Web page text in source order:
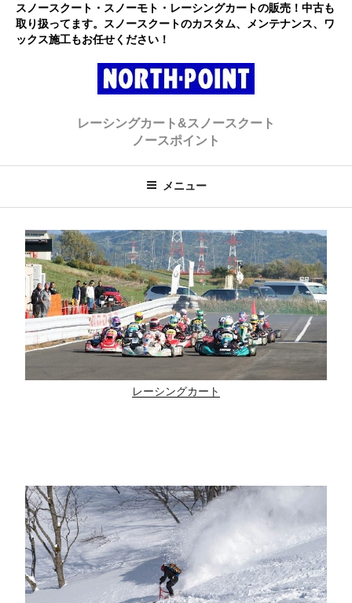
プ
スノースクート・スノーモト・レーシングカートの販売！中古も
取り扱ってます。スノースクートのカスタム、メンテナンス、ワ
ックス施工もお任せください！
ト ノースポイント
レーシングカート&スノースクート
ノースポイント
メニュー
レーシングカート